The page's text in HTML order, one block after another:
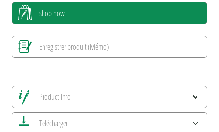
shop now
Enregistrer produit (Mémo)
Product info
Alle Ansichten speichern
Enregistrer image actuelle
Télécharger